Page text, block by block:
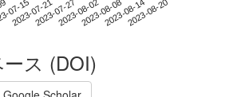
07-15
2023-07-212023-07-272023-08-022023-08-082023-08-142023-08-20
ス (DOI)